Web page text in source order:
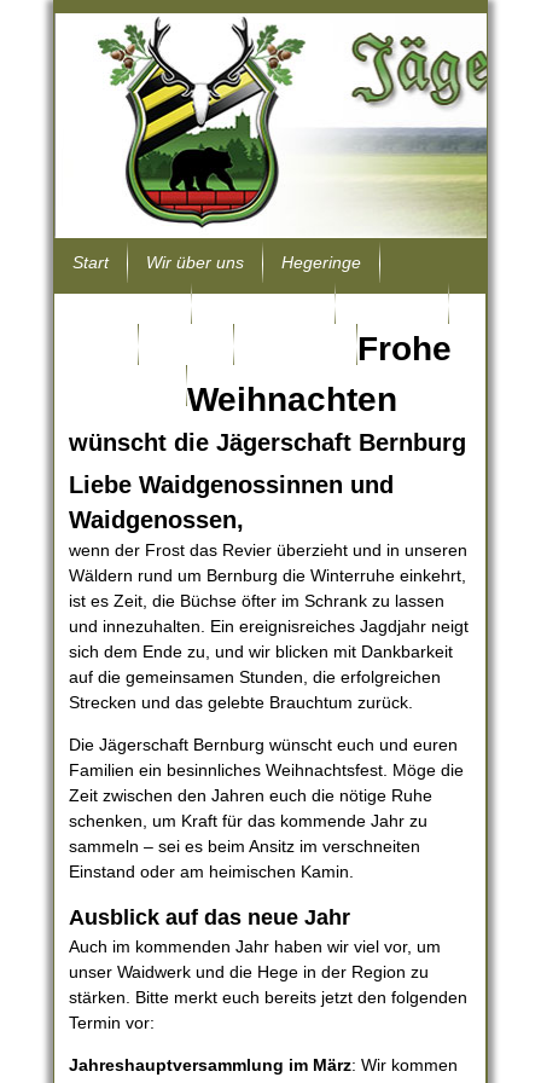
Start Wir über uns Hegeringe
Frohe
Weihnachten
wünscht die Jägerschaft Bernburg
Liebe Waidgenossinnen und
Waidgenossen,
wenn der Frost das Revier überzieht und in unseren
Wäldern rund um Bernburg die Winterruhe einkehrt,
ist es Zeit, die Büchse öfter im Schrank zu lassen
und innezuhalten. Ein ereignisreiches Jagdjahr neigt
sich dem Ende zu, und wir blicken mit Dankbarkeit
auf die gemeinsamen Stunden, die erfolgreichen
Strecken und das gelebte Brauchtum zurück.
Die Jägerschaft Bernburg wünscht euch und euren
Familien ein besinnliches Weihnachtsfest. Möge die
Zeit zwischen den Jahren euch die nötige Ruhe
schenken, um Kraft für das kommende Jahr zu
sammeln – sei es beim Ansitz im verschneiten
Einstand oder am heimischen Kamin.
Ausblick auf das neue Jahr
Auch im kommenden Jahr haben wir viel vor, um
unser Waidwerk und die Hege in der Region zu
stärken. Bitte merkt euch bereits jetzt den folgenden
Termin vor:
Jahreshauptversammlung im März: Wir kommen